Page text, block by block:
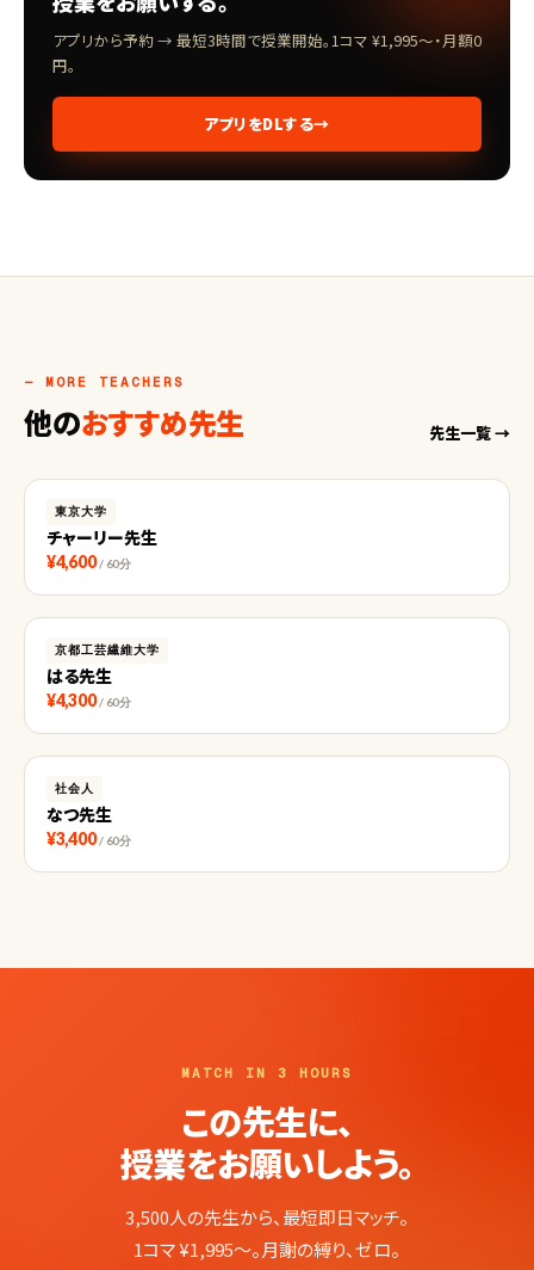
アプリから予約 → 最短3時間で授業開始。1コマ ¥1,995〜・月額0
円。
アプリをDLする→
— MORE TEACHERS
他のおすすめ先生 先生一覧 →
東京大学
チャーリー先生
¥4,600 / 60分
京都工芸繊維大学
はる先生
¥4,300 / 60分
社会人
なつ先生
¥3,400 / 60分
MATCH IN 3 HOURS
この先生に、
授業をお願いしよう。
3,500人の先生から、最短即日マッチ。
1コマ ¥1,995〜。月謝の縛り、ゼロ。